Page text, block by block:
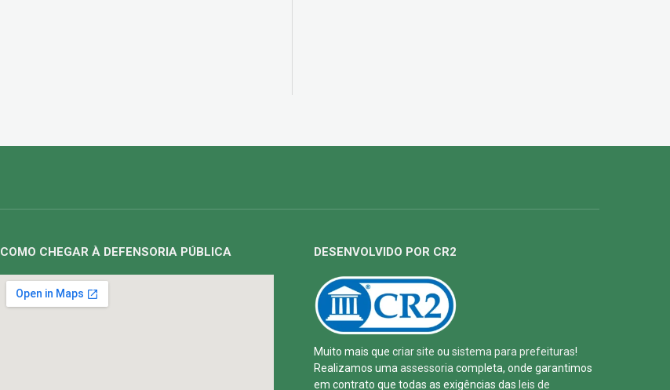
COMO CHEGAR À DEFENSORIA PÚBLICA DESENVOLVIDO POR CR2
Muito mais que criar site ou sistema para prefeituras!
Realizamos umaassessoriacompleta, onde garantimos
em contrato que todas as exigências das leis de